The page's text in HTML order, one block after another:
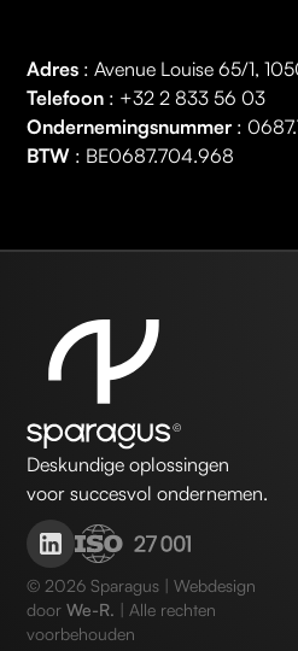
Adres : Avenue Louise 65/1,
Telefoon : +32 2 833 56 03
Ondernemingsnummer :
BTW : BE0687.704.968
Deskundige oplossingen
voor succesvol ondernemen.
©2026 Sparagus | Webdesign
doorWe-R. | Alle rechten
voorbehouden